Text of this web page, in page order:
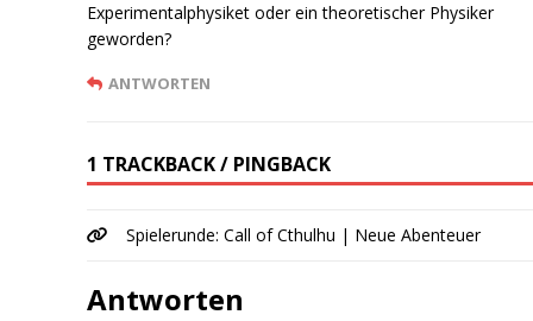
Experimentalphysiket oder ein theoretischer Physiker
geworden?
ANTWORTEN
1 TRACKBACK / PINGBACK
Spielerunde: Call of Cthulhu | Neue Abenteuer
Antworten